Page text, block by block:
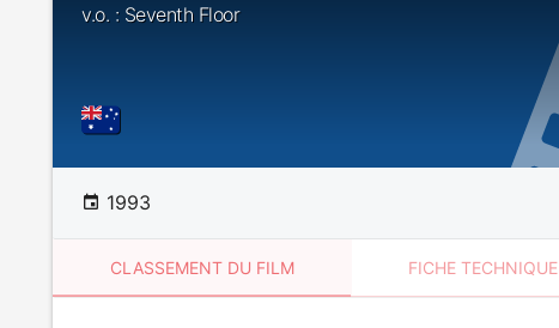
v.o. : Seventh Floor
1993
CLASSEMENT DU FILM FICHE TECHNIQUE